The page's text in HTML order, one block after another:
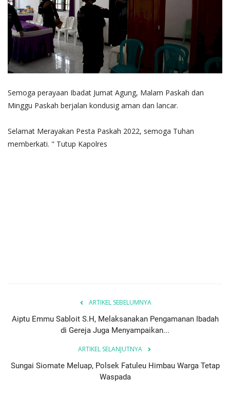
Semoga perayaan Ibadat Jumat Agung, Malam Paskah dan
Minggu Paskah berjalan kondusig aman dan lancar.
Selamat Merayakan Pesta Paskah 2022, semoga Tuhan
memberkati. " Tutup Kapolres
ARTIKEL SEBELUMNYA
Aiptu Emmu Sabloit S.H, Melaksanakan Pengamanan Ibadah
di Gereja Juga Menyampaikan...
ARTIKEL SELANJUTNYA
Sungai Siomate Meluap, Polsek Fatuleu Himbau Warga Tetap
Waspada